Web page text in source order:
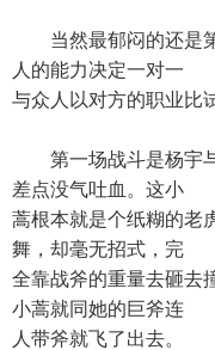
当然最郁闷的还是第
人的能力决定一对一
与众人以对方的职业比
第一场战斗是杨宇与
差点没气吐血。这小
蒿根本就是个纸糊的老
舞，却毫无招式，完
全靠战斧的重量去砸去
小蒿就同她的巨斧连
人带斧就飞了出去。